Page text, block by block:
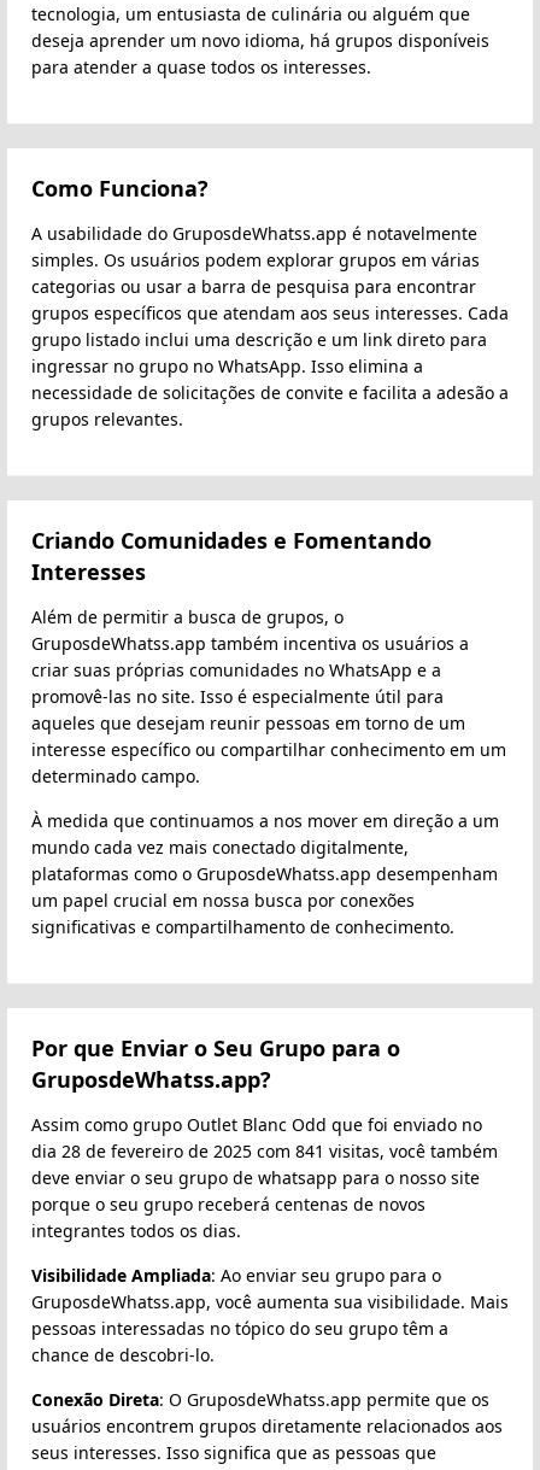
tecnologia, um entusiasta de culinária ou alguém que
deseja aprender um novo idioma, há grupos disponíveis
para atender a quase todos os interesses.
Como Funciona?
A usabilidade do GruposdeWhatss.app é notavelmente
simples. Os usuários podem explorar grupos em várias
categorias ou usar a barra de pesquisa para encontrar
grupos específicos que atendam aos seus interesses. Cada
grupo listado inclui uma descrição e um link direto para
ingressar no grupo no WhatsApp. Isso elimina a
necessidade de solicitações de convite e facilita a adesão a
grupos relevantes.
Criando Comunidades e Fomentando
Interesses
Além de permitir a busca de grupos, o
GruposdeWhatss.app também incentiva os usuários a
criar suas próprias comunidades no WhatsApp e a
promovê-las no site. Isso é especialmente útil para
aqueles que desejam reunir pessoas em torno de um
interesse específico ou compartilhar conhecimento em um
determinado campo.
À medida que continuamos a nos mover em direção a um
mundo cada vez mais conectado digitalmente,
plataformas como o GruposdeWhatss.app desempenham
um papel crucial em nossa busca por conexões
significativas e compartilhamento de conhecimento.
Por que Enviar o Seu Grupo para o
GruposdeWhatss.app?
Assim como grupo Outlet Blanc Odd que foi enviado no
dia 28 de fevereiro de 2025 com 841 visitas, você também
deve enviar o seu grupo de whatsapp para o nosso site
porque o seu grupo receberá centenas de novos
integrantes todos os dias.
Visibilidade Ampliada: Ao enviar seu grupo para o
GruposdeWhatss.app, você aumenta sua visibilidade. Mais
pessoas interessadas no tópico do seu grupo têm a
chance de descobri-lo.
Conexão Direta: O GruposdeWhatss.app permite que os
usuários encontrem grupos diretamente relacionados aos
seus interesses. Isso significa que as pessoas que